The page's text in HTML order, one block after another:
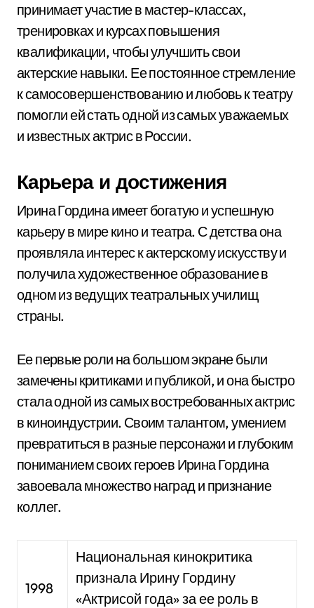
принимает участие в мастер-классах,
тренировках и курсах повышения
квалификации, чтобы улучшить свои
актерские навыки. Ее постоянное стремление
к самосовершенствованию и любовь к театру
помогли ей стать одной из самых уважаемых
и известных актрис в России.
Карьера и достижения
Ирина Гордина имеет богатую и успешную
карьеру в мире кино и театра. С детства она
проявляла интерес к актерскому искусству и
получила художественное образование в
одном из ведущих театральных училищ
страны.
Ее первые роли на большом экране были
замечены критиками и публикой, и она быстро
стала одной из самых востребованных актрис
в киноиндустрии. Своим талантом, умением
превратиться в разные персонажи и глубоким
пониманием своих героев Ирина Гордина
завоевала множество наград и признание
коллег.
1998
Национальная кинокритика
признала Ирину Гордину
«Актрисой года» за ее роль в